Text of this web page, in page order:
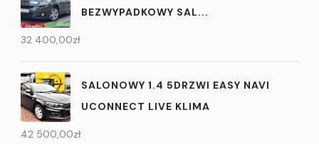
BEZWYPADKOWY SAL...
32 400,00zł
SALONOWY 1.4 5DRZWI EASY NAVI
UCONNECT LIVE KLIMA
42 500,00zł